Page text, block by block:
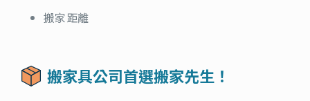
搬家距離
搬家具公司首選搬家先生！